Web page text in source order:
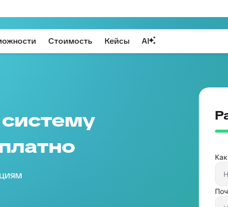
Стоимость Кейсы AI